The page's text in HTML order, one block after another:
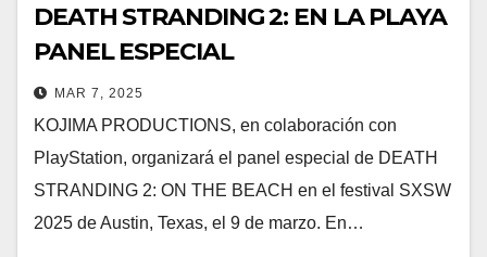
DEATH STRANDING 2: EN LA PLAYA
PANEL ESPECIAL
MAR 7, 2025
KOJIMA PRODUCTIONS, en colaboración con
PlayStation, organizará el panel especial de DEATH
STRANDING 2: ON THE BEACH en el festival SXSW
2025 de Austin, Texas, el 9 de marzo. En…